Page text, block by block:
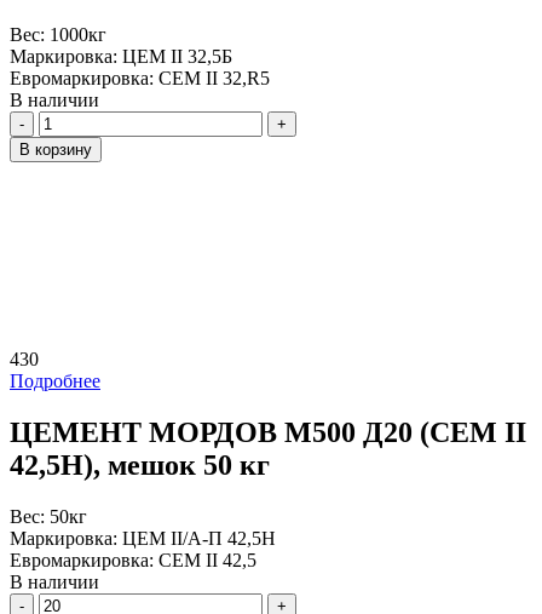
Вес: 1000кг
Маркировка: ЦЕМ II 32,5Б
Евромаркировка: CEM II 32,R5
В наличии
Количество
В корзину
430
Подробнее
ЦЕМЕНТ МОРДОВ М500 Д20 (CEM II
42,5Н), мешок 50 кг
Вес: 50кг
Маркировка: ЦЕМ II/А-П 42,5Н
Евромаркировка: CEM II 42,5
В наличии
Количество